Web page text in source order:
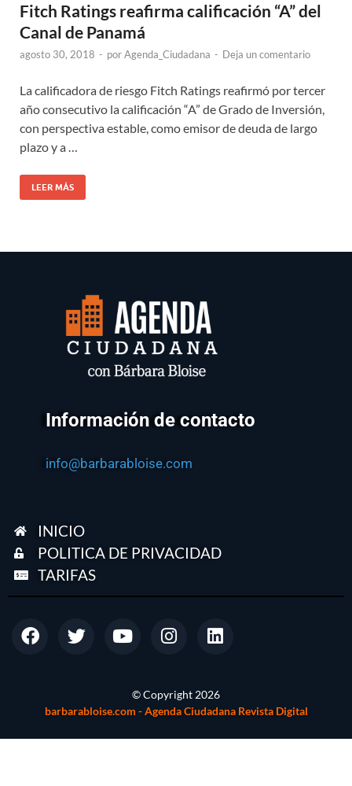
Fitch Ratings reafirma calificación “A” del
Canal de Panamá
agosto 30, 2018 - porAgenda_Ciudadana - Deja un comentario
La calificadora de riesgo Fitch Ratings reafirmó por tercer
año consecutivo la calificación “A” de Grado de Inversión,
con perspectiva estable, como emisor de deuda de largo
plazo y a …
LEER MÁS
Información de contacto
info@barbarabloise.com
INICIO
POLITICA DE PRIVACIDAD
TARIFAS
© Copyright 2026
barbarabloise.com - Agenda Ciudadana Revista Digital